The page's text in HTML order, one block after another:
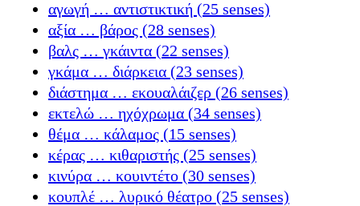
αγωγή … αντιστικτική (25 senses)
αξία … βάρος (28 senses)
βαλς … γκάιντα (22 senses)
γκάμα … διάρκεια (23 senses)
διάστημα … εκουαλάιζερ (26 senses)
εκτελώ … ηχόχρωμα (34 senses)
θέμα … κάλαμος (15 senses)
κέρας … κιθαριστής (25 senses)
κινύρα … κουιντέτο (30 senses)
κουπλέ … λυρικό θέατρο (25 senses)